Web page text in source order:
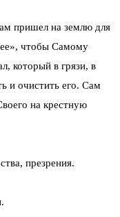
пришел на землю для
чтобы Самому
который в грязи, в
и очистить его. Сам
на крестную
презрения.